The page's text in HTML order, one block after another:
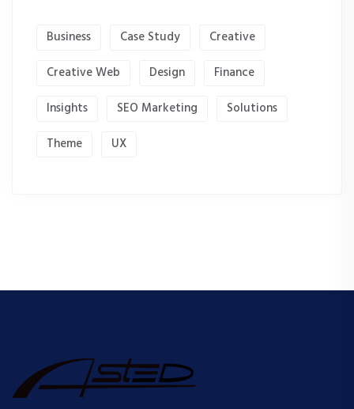
Business Case Study
Creative
Creative Web
Design
Finance
Insights
SEO Marketing
Solutions
Theme
UX